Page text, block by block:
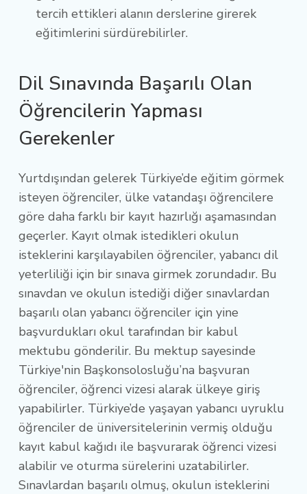
tercih ettikleri alanın derslerine girerek
eğitimlerini sürdürebilirler.
Dil Sınavında Başarılı Olan
Öğrencilerin Yapması
Gerekenler
Yurtdışından gelerek Türkiye’de eğitim görmek
isteyen öğrenciler, ülke vatandaşı öğrencilere
göre daha farklı bir kayıt hazırlığı aşamasından
geçerler. Kayıt olmak istedikleri okulun
isteklerini karşılayabilen öğrenciler, yabancı dil
yeterliliği için bir sınava girmek zorundadır. Bu
sınavdan ve okulun istediği diğer sınavlardan
başarılı olan yabancı öğrenciler için yine
başvurdukları okul tarafından bir kabul
mektubu gönderilir. Bu mektup sayesinde
Türkiye'nin Başkonsolosluğu’na başvuran
öğrenciler, öğrenci vizesi alarak ülkeye giriş
yapabilirler. Türkiye’de yaşayan yabancı uyruklu
öğrenciler de üniversitelerinin vermiş olduğu
kayıt kabul kağıdı ile başvurarak öğrenci vizesi
alabilir ve oturma sürelerini uzatabilirler.
Sınavlardan başarılı olmuş, okulun isteklerini